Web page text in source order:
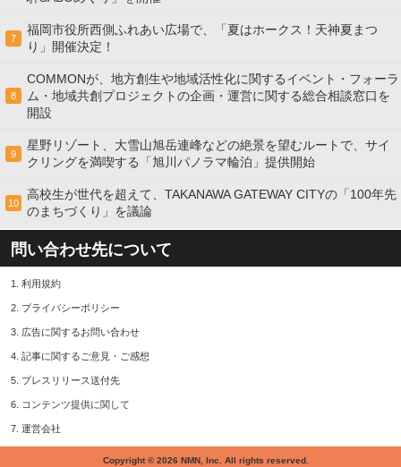
7
福岡市役所西側ふれあい広場で、「夏はホークス！天神夏まつ
り」開催決定！
8
COMMONが、地方創生や地域活性化に関するイベント・フォーラ
ム・地域共創プロジェクトの企画・運営に関する総合相談窓口を
開設
9
星野リゾート、大雪山旭岳連峰などの絶景を望むルートで、サイ
クリングを満喫する「旭川パノラマ輪泊」提供開始
10
高校⽣が世代を超えて、TAKANAWA GATEWAY CITYの「100年先
のまちづくり」を議論
問い合わせ先について
1. 利用規約
2. プライバシーポリシー
3. 広告に関するお問い合わせ
4. 記事に関するご意見・ご感想
5. プレスリリース送付先
6. コンテンツ提供に関して
7. 運営会社
Copyright © 2026 NMN, Inc. All rights reserved.